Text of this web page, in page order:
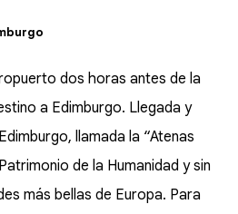
dos horas antes de la
a Edimburgo. Llegada y
llamada la “Atenas
de la Humanidad y sin
más bellas de Europa. Para